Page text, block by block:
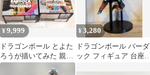
¥9,999
ドラゴンボール とよた
ろうが描いてみた 親子
かめはめ波 フィギュア
¥3,280
ドラゴンボール バーダ
ック フィギュア 台座付